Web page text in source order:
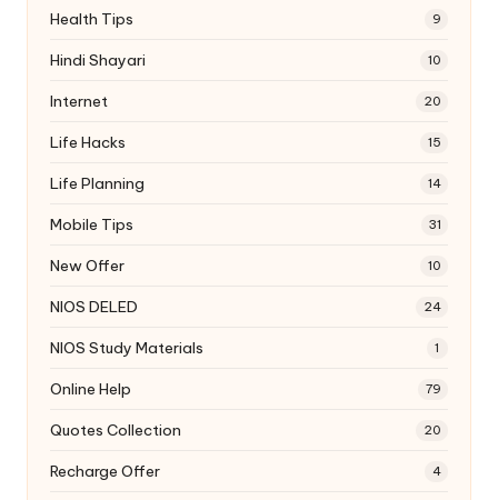
Health Tips 9
Hindi Shayari 10
Internet 20
Life Hacks 15
Life Planning 14
Mobile Tips 31
New Offer 10
NIOS DELED 24
NIOS Study Materials 1
Online Help 79
Quotes Collection 20
Recharge Offer 4